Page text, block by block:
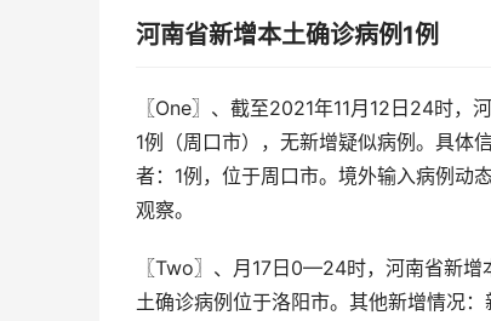
河南省新增本土确诊病例1例
〖One〗、截至2021年11月12日24时，
1例（周口市），无新增疑似病例。具体
者：1例，位于周口市。境外输入病例动
观察。
〖Two〗、月17日0—24时，河南省新
土确诊病例位于洛阳市。其他新增情况